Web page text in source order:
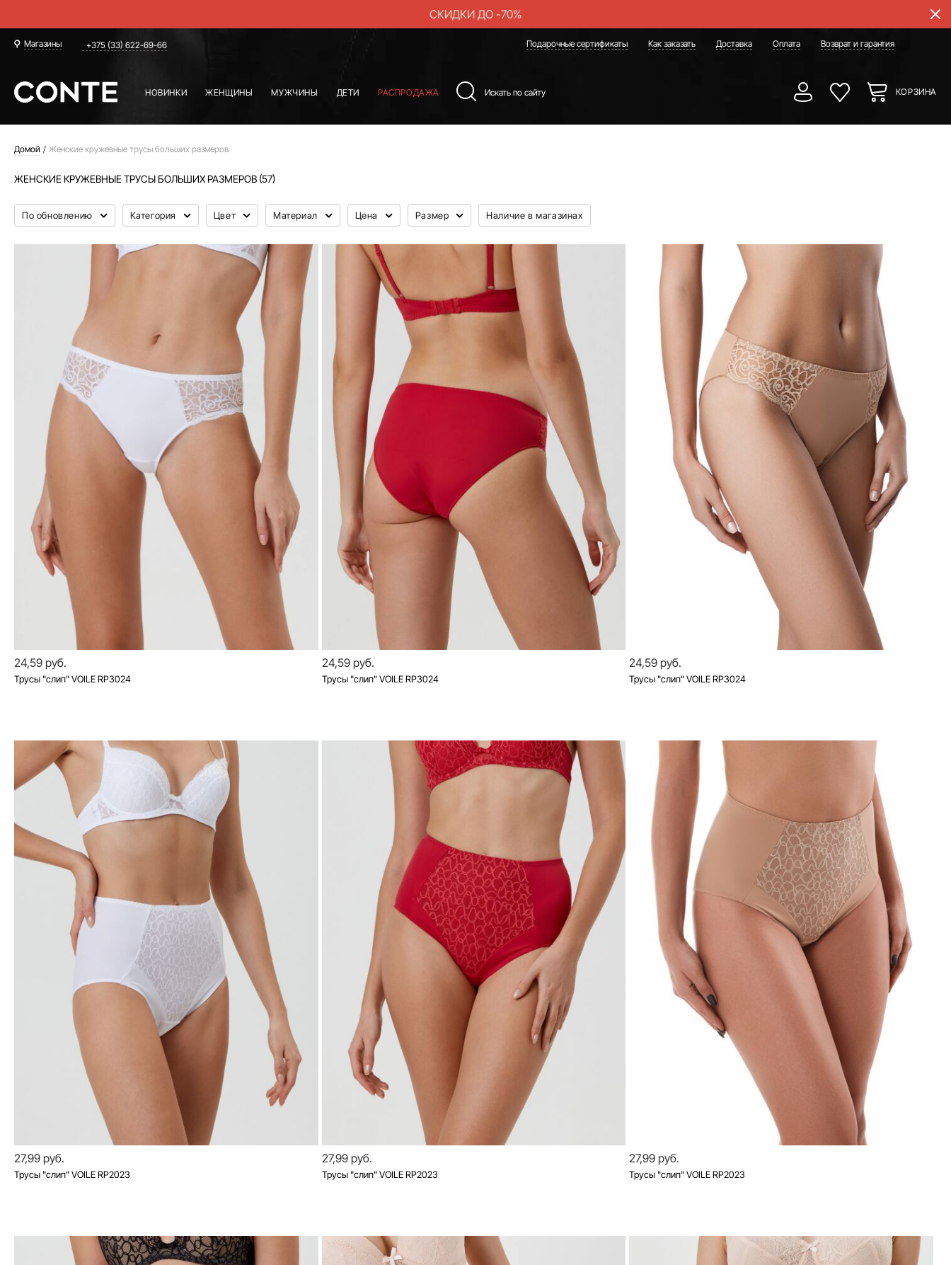
СКИДКИ ДО -70%
Магазины +375 (33) 622-69-66 Подарочные сертификаты Как заказать Доставка Оплата Возврат и гарантия
НОВИНКИ ЖЕНЩИНЫ МУЖЧИНЫ ДЕТИ РАСПРОДАЖА КОРЗИНА
Домой Женские кружевные трусы больших размеров
ЖЕНСКИЕ КРУЖЕВНЫЕ ТРУСЫ БОЛЬШИХ РАЗМЕРОВ (57)
По обновлению Категория Цвет Материал Цена Размер Наличие в магазинах
24,59 руб.
Трусы "слип" VOILE RP3024
24,59 руб.
Трусы "слип" VOILE RP3024
24,59 руб.
Трусы "слип" VOILE RP3024
27,99 руб.
Трусы "слип" VOILE RP2023
27,99 руб.
Трусы "слип" VOILE RP2023
27,99 руб.
Трусы "слип" VOILE RP2023